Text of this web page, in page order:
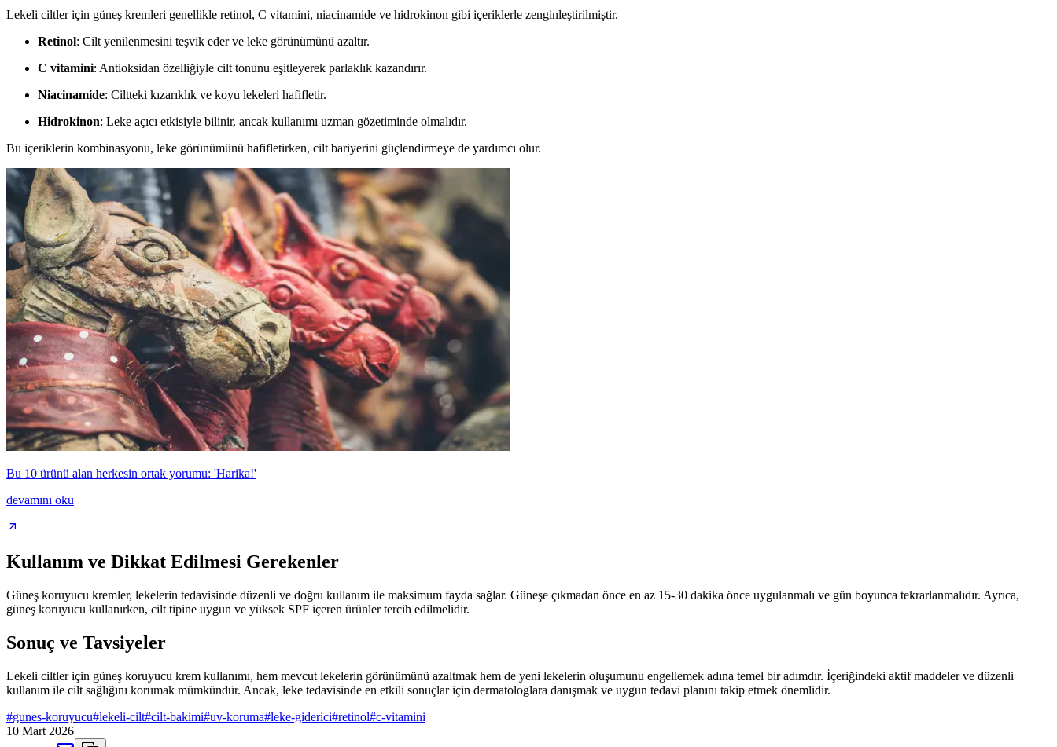
Lekeli ciltler için güneş kremleri genellikle retinol, C vitamini, niacinamide ve hidrokinon gibi içeriklerle zenginleştirilmiştir.
Retinol: Cilt yenilenmesini teşvik eder ve leke görünümünü azaltır.
C vitamini: Antioksidan özelliğiyle cilt tonunu eşitleyerek parlaklık kazandırır.
Niacinamide: Ciltteki kızarıklık ve koyu lekeleri hafifletir.
Hidrokinon: Leke açıcı etkisiyle bilinir, ancak kullanımı uzman gözetiminde olmalıdır.
Bu içeriklerin kombinasyonu, leke görünümünü hafifletirken, cilt bariyerini güçlendirmeye de yardımcı olur.
Bu 10 ürünü alan herkesin ortak yorumu: 'Harika!'
devamını oku
Kullanım ve Dikkat Edilmesi Gerekenler
Güneş koruyucu kremler, lekelerin tedavisinde düzenli ve doğru kullanım ile maksimum fayda sağlar. Güneşe çıkmadan önce en az 15-30 dakika önce uygulanmalı ve gün boyunca tekrarlanmalıdır. Ayrıca,
güneş koruyucu kullanırken, cilt tipine uygun ve yüksek SPF içeren ürünler tercih edilmelidir.
Sonuç ve Tavsiyeler
Lekeli ciltler için güneş koruyucu krem kullanımı, hem mevcut lekelerin görünümünü azaltmak hem de yeni lekelerin oluşumunu engellemek adına temel bir adımdır. İçeriğindeki aktif maddeler ve düzenli
kullanım ile cilt sağlığını korumak mümkündür. Ancak, leke tedavisinde en etkili sonuçlar için dermatologlara danışmak ve uygun tedavi planını takip etmek önemlidir.
#gunes-koruyucu#lekeli-cilt#cilt-bakimi#uv-koruma#leke-giderici#retinol#c-vitamini
10 Mart 2026